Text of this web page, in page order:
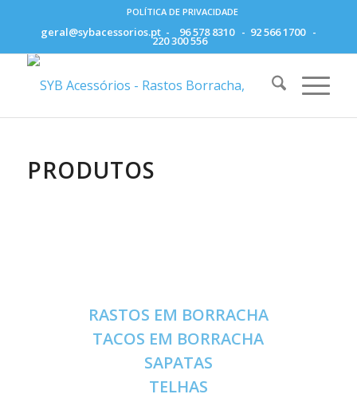
POLÍTICA DE PRIVACIDADE
geral@sybacessorios.pt- 96 578 8310- 92 566 1700-
220 300 556
PRODUTOS
RASTOS EM BORRACHA
TACOS EM BORRACHA
SAPATAS
TELHAS